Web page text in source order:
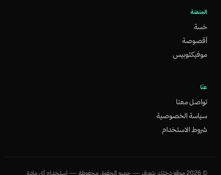
المنصّة
خسة
أقصوصة
موفيكتوبيس
عنّا
تواصل معنا
سياسة الخصوصية
شروط الاستخدام
©
2026 موقع دخلك بتعرف — جميع الحقوق محفوظة — استخدام أي مادة